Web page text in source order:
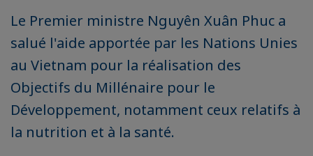
Le Premier ministre Nguyên Xuân Phuc a
salué l'aide apportée par les Nations Unies
au Vietnam pour la réalisation des
Objectifs du Millénaire pour le
Développement, notamment ceux relatifs à
la nutrition et à la santé.